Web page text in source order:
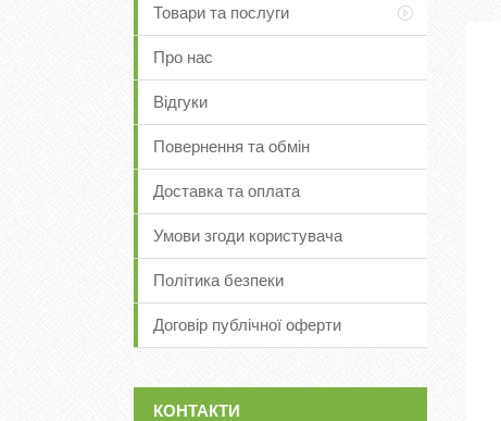
Товари та послуги
Про нас
Відгуки
Повернення та обмін
Доставка та оплата
Умови згоди користувача
Політика безпеки
Договір публічної оферти
КОНТАКТИ